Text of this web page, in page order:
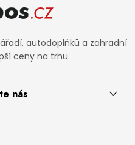
autodoplňků a zahradní
ceny na trhu.
nás